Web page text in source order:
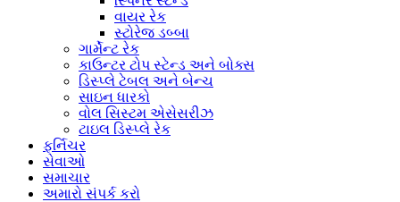
વાયર રેક
સ્ટોરેજ ડબ્બા
ગાર્મેન્ટ રેક
કાઉન્ટર ટોપ સ્ટેન્ડ અને બોક્સ
ડિસ્પ્લે ટેબલ અને બેન્ચ
સાઇન ધારકો
વોલ સિસ્ટમ એસેસરીઝ
ટાઇલ ડિસ્પ્લે રેક
ફર્નિચર
સેવાઓ
સમાચાર
અમારો સંપર્ક કરો